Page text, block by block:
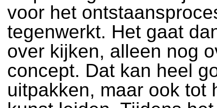
voor het
tegenwerkt. Het gaat
over kijken, alleen nog
concept. Dat kan heel
uitpakken, maar ook tot